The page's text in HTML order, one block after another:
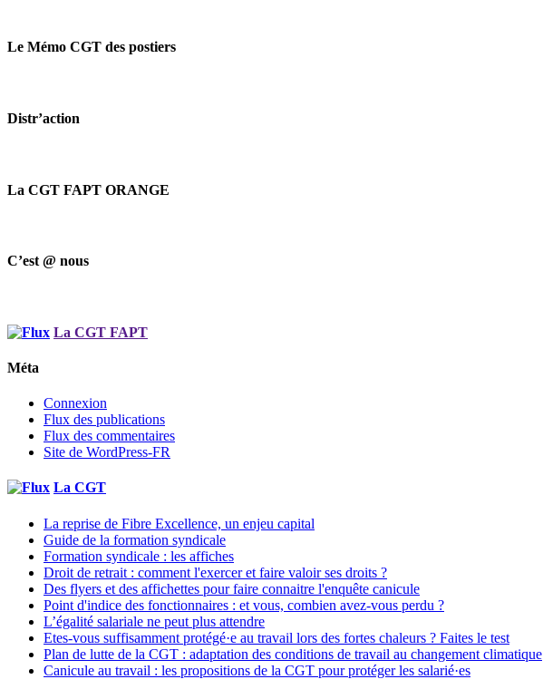
Le Mémo CGT des postiers
Distr’action
La CGT FAPT ORANGE
C’est @ nous
La CGT FAPT
Méta
Connexion
Flux des publications
Flux des commentaires
Site de WordPress-FR
La CGT
La reprise de Fibre Excellence, un enjeu capital
Guide de la formation syndicale
Formation syndicale : les affiches
Droit de retrait : comment l'exercer et faire valoir ses droits ?
Des flyers et des affichettes pour faire connaitre l'enquête canicule
Point d'indice des fonctionnaires : et vous, combien avez-vous perdu ?
L’égalité salariale ne peut plus attendre
Etes-vous suffisamment protégé·e au travail lors des fortes chaleurs ? Faites le test
Plan de lutte de la CGT : adaptation des conditions de travail au changement climatique
Canicule au travail : les propositions de la CGT pour protéger les salarié·es